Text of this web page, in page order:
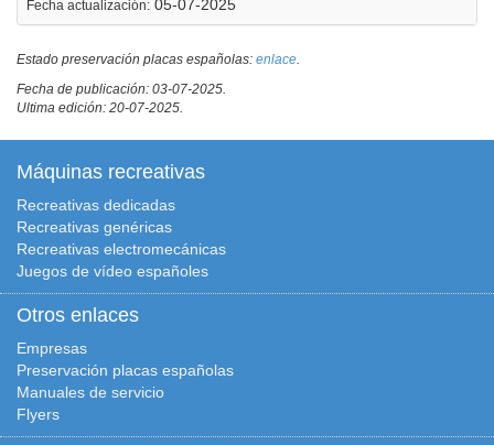
Fecha actualización: 05-07-2025
Estado preservación placas españolas: enlace.
Fecha de publicación: 03-07-2025.
Ultima edición: 20-07-2025.
Máquinas recreativas
Recreativas dedicadas
Recreativas genéricas
Recreativas electromecánicas
Juegos de vídeo españoles
Otros enlaces
Empresas
Preservación placas españolas
Manuales de servicio
Flyers